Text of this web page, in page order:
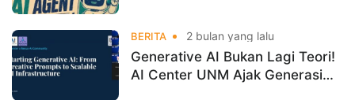
BERITA 2 bulan yang lalu
Generative AI Bukan Lagi Teori!
AI Center UNM Ajak Generasi